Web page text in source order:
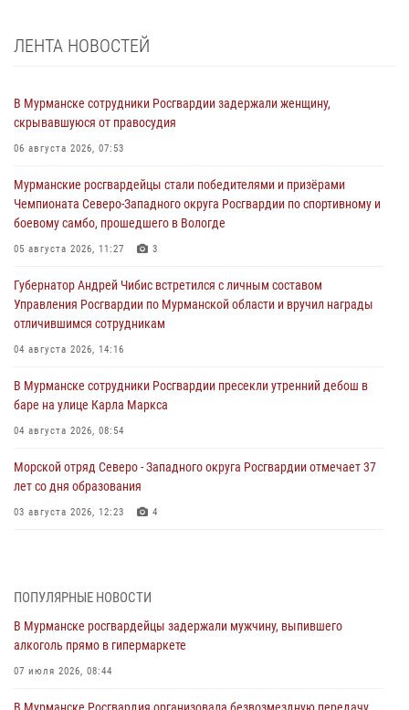
ЛЕНТА НОВОСТЕЙ
В Мурманске сотрудники Росгвардии задержали женщину,
скрывавшуюся от правосудия
06 августа 2026, 07:53
Мурманские росгвардейцы стали победителями и призёрами
Чемпионата Северо-Западного округа Росгвардии по спортивному и
боевому самбо, прошедшего в Вологде
05 августа 2026, 11:27 3
Губернатор Андрей Чибис встретился с личным составом
Управления Росгвардии по Мурманской области и вручил награды
отличившимся сотрудникам
04 августа 2026, 14:16
В Мурманске сотрудники Росгвардии пресекли утренний дебош в
баре на улице Карла Маркса
04 августа 2026, 08:54
Морской отряд Северо - Западного округа Росгвардии отмечает 37
лет со дня образования
03 августа 2026, 12:23 4
Сотрудники Росгвардии провели инструктаж по
антитеррористической защищенности для членов избирательных
ПОПУЛЯРНЫЕ НОВОСТИ
В Мурманске росгвардейцы задержали мужчину, выпившего
алкоголь прямо в гипермаркете
07 июля 2026, 08:44
В Мурманске Росгвардия организовала безвозмездную передачу